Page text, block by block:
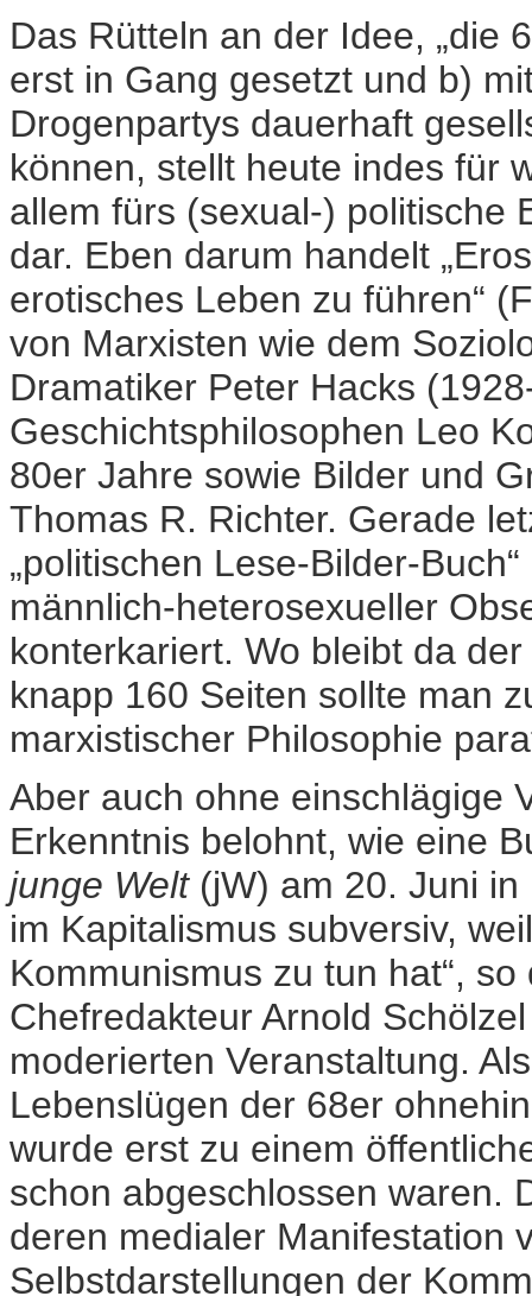
Das Rütteln an der Idee, „die
erst in Gang gesetzt und b)
Drogenpartys dauerhaft
können, stellt heute indes für
allem fürs (sexual-) politische
dar. Eben darum handelt
erotisches Leben zu führen“
von Marxisten wie dem
Dramatiker Peter Hacks
Geschichtsphilosophen Leo
80er Jahre sowie Bilder und
Thomas R. Richter. Gerade
„politischen Lese-Bilder-
männlich-heterosexueller
konterkariert. Wo bleibt da
knapp 160 Seiten sollte man
marxistischer Philosophie
Aber auch ohne einschlägige
Erkenntnis belohnt, wie eine
junge Welt(jW) am 20. Juni in
im Kapitalismus subversiv,
Kommunismus zu tun hat“,
Chefredakteur Arnold
moderierten Veranstaltung.
Lebenslügen der 68er
wurde erst zu einem
schon abgeschlossen waren.
deren medialer Manifestation
Selbstdarstellungen der